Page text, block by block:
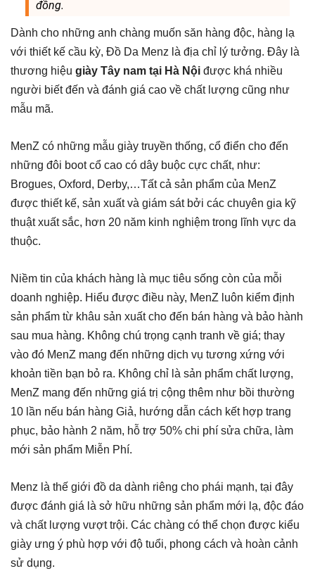
đồng.
Dành cho những anh chàng muốn săn hàng độc, hàng lạ
với thiết kế cầu kỳ, Đồ Da Menz là địa chỉ lý tưởng. Đây là
thương hiệu giày Tây nam tại Hà Nội được khá nhiều
người biết đến và đánh giá cao về chất lượng cũng như
mẫu mã.
MenZ có những mẫu giày truyền thống, cổ điển cho đến
những đôi boot cổ cao có dây buộc cực chất, như:
Brogues, Oxford, Derby,…Tất cả sản phẩm của MenZ
được thiết kế, sản xuất và giám sát bởi các chuyên gia kỹ
thuật xuất sắc, hơn 20 năm kinh nghiệm trong lĩnh vực da
thuộc.
Niềm tin của khách hàng là mục tiêu sống còn của mỗi
doanh nghiệp. Hiểu được điều này, MenZ luôn kiểm định
sản phẩm từ khâu sản xuất cho đến bán hàng và bảo hành
sau mua hàng. Không chú trọng cạnh tranh về giá; thay
vào đó MenZ mang đến những dịch vụ tương xứng với
khoản tiền bạn bỏ ra. Không chỉ là sản phẩm chất lượng,
MenZ mang đến những giá trị cộng thêm như bồi thường
10 lần nếu bán hàng Giả, hướng dẫn cách kết hợp trang
phục, bảo hành 2 năm, hỗ trợ 50% chi phí sửa chữa, làm
mới sản phẩm Miễn Phí.
Menz là thế giới đồ da dành riêng cho phái mạnh, tại đây
được đánh giá là sở hữu những sản phẩm mới lạ, độc đáo
và chất lượng vượt trội. Các chàng có thể chọn được kiểu
giày ưng ý phù hợp với độ tuổi, phong cách và hoàn cảnh
sử dụng.